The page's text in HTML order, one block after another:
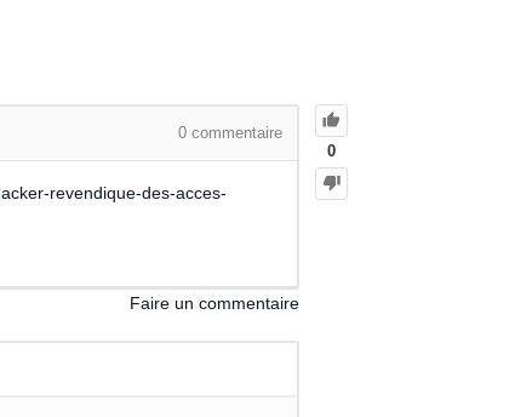
0
0commentaire
revendique-des-acces-
Faire un commentaire